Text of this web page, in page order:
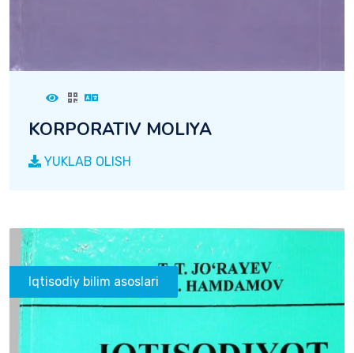
KORPORATIV MOLIYA
YUKLAB OLISH
Iqtisodiy bilim asoslari